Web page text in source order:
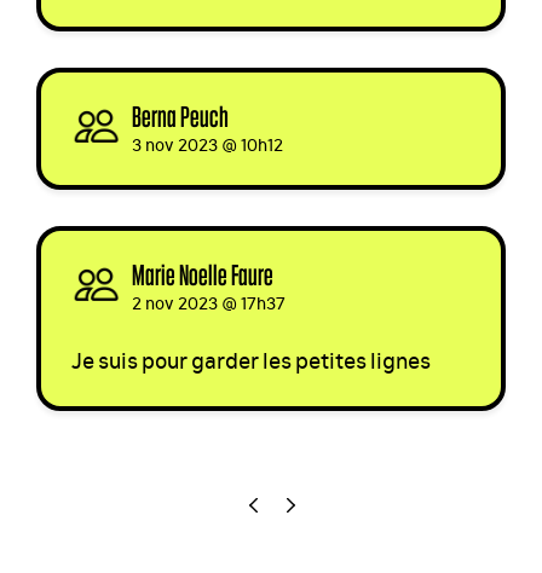
Berna Peuch
3 nov 2023 @ 10h12
Marie Noelle Faure
2 nov 2023 @ 17h37
Je suis pour garder les petites lignes